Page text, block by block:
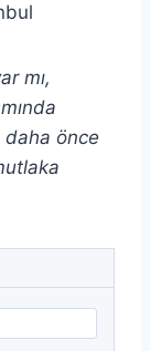
mı,
önce